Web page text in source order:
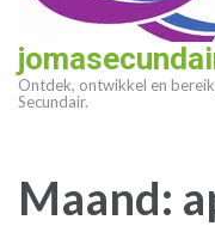
Ontdek, ontwikkel en
Secundair.
Maand: